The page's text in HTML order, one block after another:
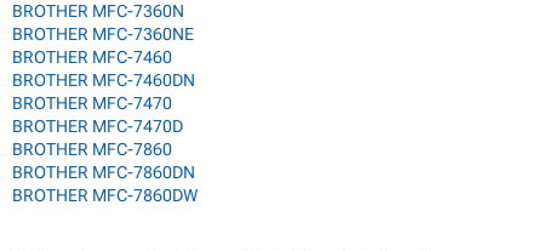
BROTHER MFC-7360N
BROTHER MFC-7360NE
BROTHER MFC-7460
BROTHER MFC-7460DN
BROTHER MFC-7470
BROTHER MFC-7470D
BROTHER MFC-7860
BROTHER MFC-7860DN
BROTHER MFC-7860DW